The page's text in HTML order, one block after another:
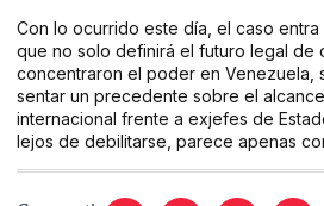
Con lo ocurrido este día, el caso
que no solo definirá el futuro legal de
concentraron el poder en Venezuela,
sentar un precedente sobre el
internacional frente a exjefes de
lejos de debilitarse, parece apenas